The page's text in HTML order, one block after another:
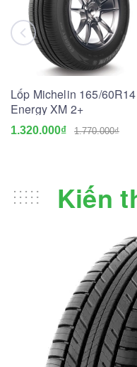
Lốp Michelin 165/60R14
Energy XM 2+
1.320.000₫ 1.770.000₫
Kiến